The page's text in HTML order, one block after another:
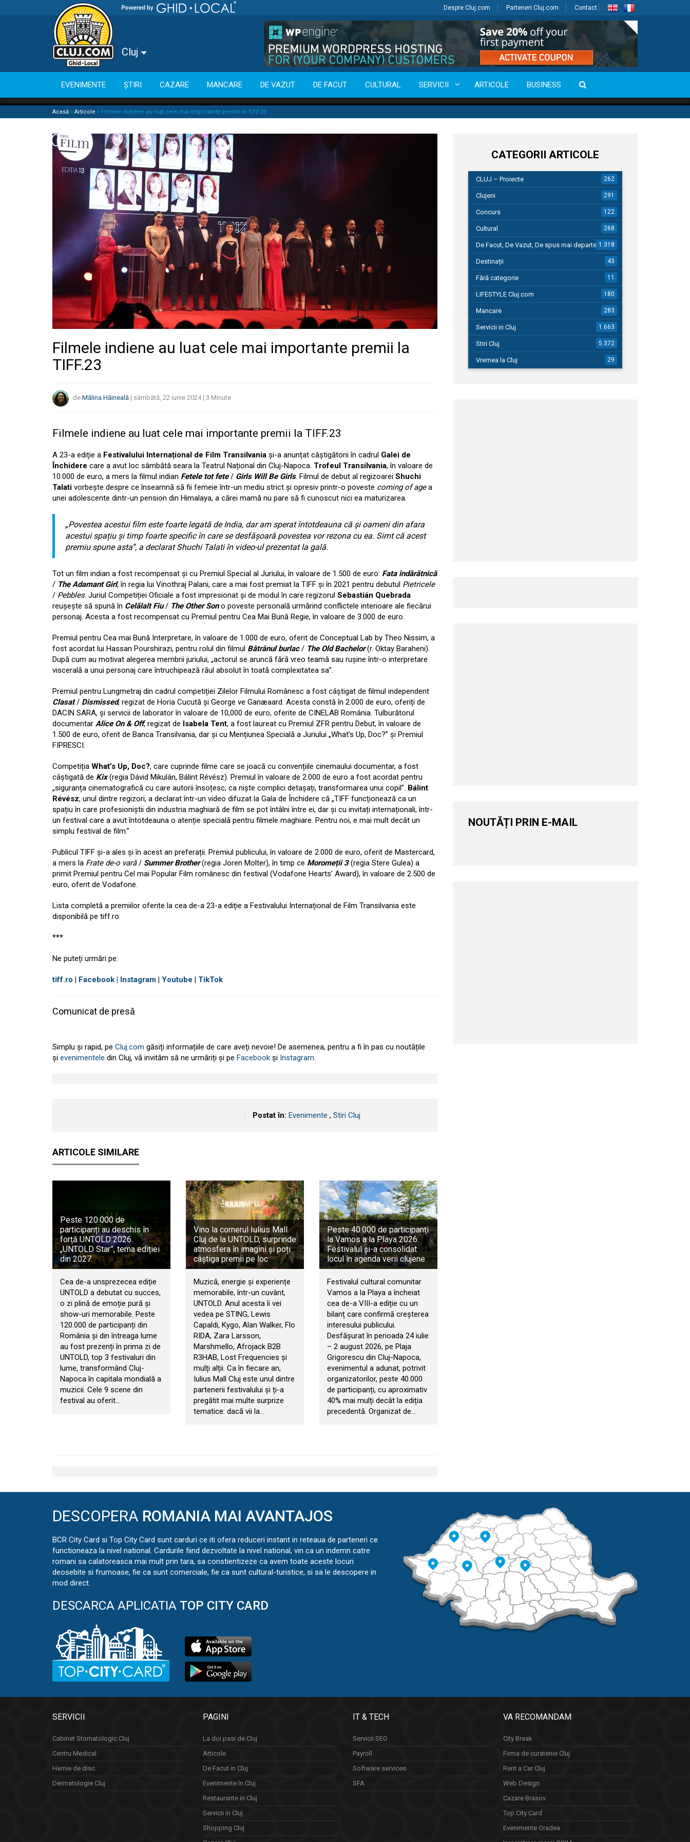
Despre Cluj.com Parteneri Cluj.com Contact
Cluj
EVENIMENTE ȘTIRI CAZARE MANCARE DE VAZUT DE FACUT CULTURAL SERVICII ARTICOLE BUSINESS
Acasă » Articole » Filmele indiene au luat cele mai importante premii la TIFF.23
Filmele indiene au luat cele mai importante premii la
TIFF.23
de Mălina Hăineală | sâmbătă, 22 iunie 2024| 3 Minute
Filmele indiene au luat cele mai importante premii la TIFF.23
A 23-a ediție a Festivalului Internațional de Film Transilvania și-a anunțat câștigătorii în cadrul Galei de
Închidere care a avut loc sâmbătă seara la Teatrul Național din Cluj-Napoca. Trofeul Transilvania, în valoare de
10.000 de euro, a mers la filmul indian Fetele tot fete/ Girls Will Be Girls. Filmul de debut al regizoarei Shuchi
Talati vorbește despre ce înseamnă să fii femeie într-un mediu strict și opresiv printr-o poveste coming of agea
unei adolescente dintr-un pension din Himalaya, a cărei mamă nu pare să fi cunoscut nici ea maturizarea.
„Povestea acestui film este foarte legată de India, dar am sperat întotdeauna că și oameni din afara
acestui spațiu și timp foarte specific în care se desfășoară povestea vor rezona cu ea. Simt că acest
premiu spune asta”, a declarat Shuchi Talati în video-ul prezentat la gală.
Tot un film indian a fost recompensat și cu Premiul Special al Juriului, în valoare de 1.500 de euro: Fata îndărătnică
/ The Adamant Girl, în regia lui Vinothraj Palani, care a mai fost premiat la TIFF și în 2021 pentru debutul Pietricele
/ Pebbles. Juriul Competiției Oficiale a fost impresionat și de modul în care regizorul Sebastián Quebrada
reușește să spună în Celălalt Fiu/ The Other Sono poveste personală urmărind conflictele interioare ale fiecărui
personaj. Acesta a fost recompensat cu Premiul pentru Cea Mai Bună Regie, în valoare de 3.000 de euro.
Premiul pentru Cea mai Bună Interpretare, în valoare de 1.000 de euro, oferit de Conceptual Lab by Theo Nissim, a
fost acordat lui Hassan Pourshirazi, pentru rolul din filmul Bătrânul burlac/ The Old Bachelor(r. Oktay Baraheni).
După cum au motivat alegerea membrii juriului, „actorul se aruncă fără vreo teamă sau rușine într-o interpretare
viscerală a unui personaj care întruchipează răul absolut în toată complexitatea sa”.
Premiul pentru Lungmetraj din cadrul competiției Zilelor Filmului Românesc a fost câștigat de filmul independent
Clasat/ Dismissed, regizat de Horia Cucută și George ve Ganæaard. Acesta constă în 2.000 de euro, oferiți de
DACIN SARA, și servicii de laborator în valoare de 10,000 de euro, oferite de CINELAB România. Tulburătorul
documentar Alice On & Off, regizat de Isabela Tent, a fost laureat cu Premiul ZFR pentru Debut, în valoare de
1.500 de euro, oferit de Banca Transilvania, dar și cu Mențiunea Specială a Juriului „What’s Up, Doc?” și Premiul
FIPRESCI.
Competiția What’s Up, Doc?, care cuprinde filme care se joacă cu convențiile cinemaului documentar, a fost
câștigată de Kix(regia Dávid Mikulán, Bálint Révész). Premiul în valoare de 2.000 de euro a fost acordat pentru
„siguranța cinematografică cu care autorii însoțesc, ca niște complici detașați, transformarea unui copil”. Bálint
Révész, unul dintre regizori, a declarat într-un video difuzat la Gala de Închidere că „TIFF funcționează ca un
spațiu în care profesioniștii din industria maghiară de film se pot întâlni între ei, dar și cu invitați internaționali, într-
un festival care a avut întotdeauna o atenție specială pentru filmele maghiare. Pentru noi, e mai mult decât un
simplu festival de film.”
Publicul TIFF și-a ales și în acest an preferații. Premiul publicului, în valoare de 2.000 de euro, oferit de Mastercard,
a mers la Frate de-o vară/ Summer Brother(regia Joren Molter), în timp ce Moromeții 3(regia Stere Gulea) a
primit Premiul pentru Cel mai Popular Film românesc din festival (Vodafone Hearts’ Award), în valoare de 2.500 de
euro, oferit de Vodafone.
Lista completă a premiilor oferite la cea de-a 23-a ediție a Festivalului Internațional de Film Transilvania este
disponibilă pe tiff.ro.
***
Ne puteți urmări pe:
tiff.ro | Facebook | Instagram | Youtube | TikTok
Comunicat de presă
Simplu și rapid, pe Cluj.com găsiți informațiile de care aveți nevoie! De asemenea, pentru a fi în pas cu noutățile
și evenimentele din Cluj, vă invităm să ne urmăriți și pe Facebook și Instagram.
Postat în: Evenimente , Stiri Cluj
ARTICOLE SIMILARE
Peste 120.000 de
participanți au deschis în
forță UNTOLD 2026.
„UNTOLD Star”, tema ediției
din 2027
Cea de-a unsprezecea ediție
UNTOLD a debutat cu succes,
o zi plină de emoție pură și
show-uri memorabile. Peste
120.000 de participanți din
România și din întreaga lume
au fost prezenți în prima zi de
UNTOLD, top 3 festivaluri din
lume, transformând Cluj-
Napoca în capitala mondială a
muzicii. Cele 9 scene din
festival au oferit…
Vino la cornerul Iulius Mall
Cluj de la UNTOLD, surprinde
atmosfera în imagini și poți
câștiga premii pe loc
Muzică, energie și experiențe
memorabile, într-un cuvânt,
UNTOLD. Anul acesta îi vei
vedea pe STING, Lewis
Capaldi, Kygo, Alan Walker, Flo
RIDA, Zara Larsson,
Marshmello, Afrojack B2B
R3HAB, Lost Frequencies și
mulți alții. Ca în fiecare an,
Iulius Mall Cluj este unul dintre
partenerii festivalului și ți-a
pregătit mai multe surprize
tematice: dacă vii la…
Peste 40.000 de participanți
la Vamos a la Playa 2026.
Festivalul și-a consolidat
locul în agenda verii clujene
Festivalul cultural comunitar
Vamos a la Playa a încheiat
cea de-a VIII-a ediție cu un
bilanț care confirmă creșterea
interesului publicului.
Desfășurat în perioada 24 iulie
– 2 august 2026, pe Plaja
Grigorescu din Cluj-Napoca,
evenimentul a adunat, potrivit
organizatorilor, peste 40.000
de participanți, cu aproximativ
40% mai mulți decât la ediția
precedentă. Organizat de…
CATEGORII ARTICOLE
CLUJ – Proiecte 262
Clujeni 291
Concurs 122
Cultural 268
De Facut, De Vazut, De spus mai departe…1.318
Destinații 43
Fără categorie 11
LIFESTYLE Cluj.com 180
Mancare 283
Servicii in Cluj 1.663
Stiri Cluj 5.372
Vremea la Cluj 29
NOUTĂȚI PRIN E-MAIL
DESCOPERA ROMANIA MAI AVANTAJOS
BCR City Card si Top City Card sunt carduri ce iti ofera reduceri instant in reteaua de parteneri ce
functioneaza la nivel national. Cardurile fiind dezvoltate la nivel national, vin ca un indemn catre
romani sa calatoreasca mai mult prin tara, sa constientizeze ca avem toate aceste locuri
deosebite si frumoase, fie ca sunt comerciale, fie ca sunt cultural-turistice, si sa le descopere in
mod direct.
DESCARCA APLICATIA TOP CITY CARD
SERVICII
Cabinet Stomatologic Cluj
Centru Medical
Hernie de disc
Dermatologie Cluj
PAGINI
La doi pasi de Cluj
Articole
De Facut in Cluj
Evenimente în Cluj
Restaurante in Cluj
Servicii in Cluj
Shopping Cluj
IT & TECH
Servicii SEO
Payroll
Software services
SFA
VA RECOMANDAM
City Break
Firma de curatenie Cluj
Rent a Car Cluj
Web Design
Cazare Brasov
Top City Card
Evenimente Oradea